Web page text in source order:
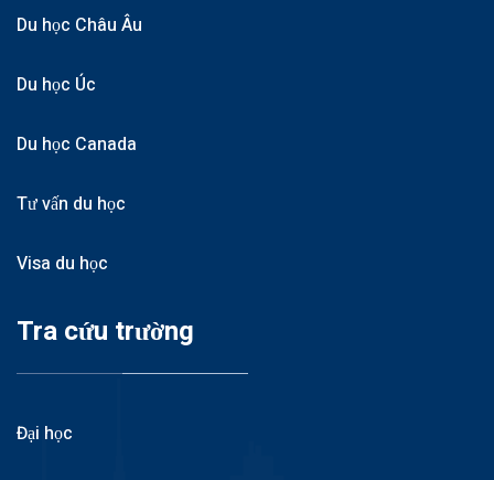
Du học Châu Âu
Du học Úc
Du học Canada
Tư vấn du học
Visa du học
Tra cứu trường
Đại học